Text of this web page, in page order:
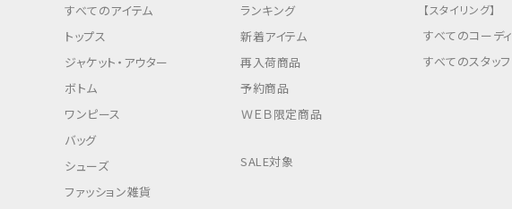
すべてのアイテム
トップス
ジャケット・アウター
ボトム
ワンピース
バッグ
シューズ
ファッション雑貨
ランキング
新着アイテム
再入荷商品
予約商品
ＷＥＢ限定商品
SALE対象
【スタイリング】
すべてのコーデ
すべてのスタッフ